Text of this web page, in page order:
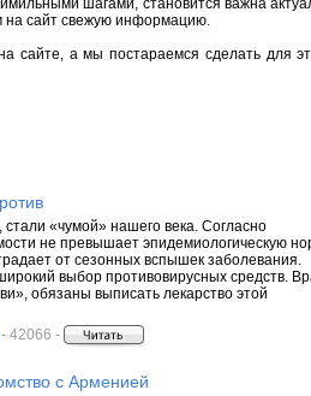
шагами, становится важна
на сайт свежую информацию.
сайте, а мы постараемся сделать для
«чумой» нашего века. Согласно
не превышает эпидемиологическую
от сезонных вспышек заболевания.
выбор противовирусных средств.
обязаны выписать лекарство этой
- 42066 -
с Арменией